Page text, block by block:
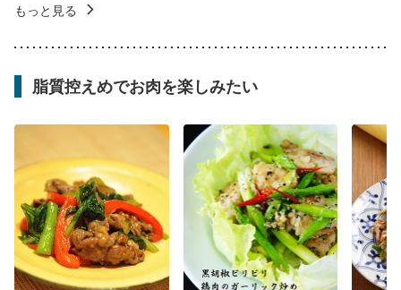
もっと見る
脂質控えめでお肉を楽しみたい